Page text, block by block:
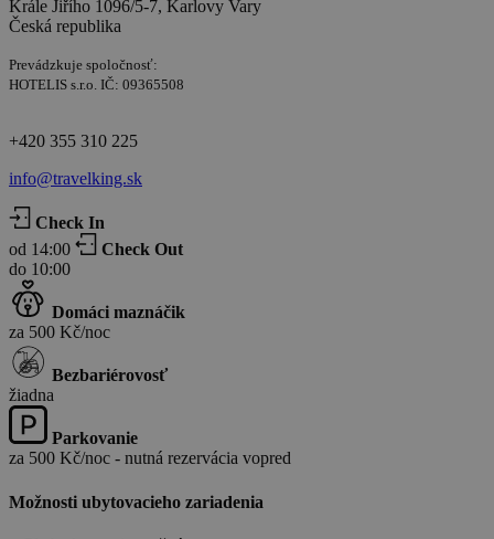
Krále Jiřího 1096/5-7, Karlovy Vary
Česká republika
Prevádzkuje spoločnosť:
HOTELIS s.r.o. IČ: 09365508
+420 355 310 225
info@travelking.sk
Check In
od 14:00
Check Out
do 10:00
Domáci maznáčik
za 500 Kč/noc
Bezbariérovosť
žiadna
Parkovanie
za 500 Kč/noc - nutná rezervácia vopred
Možnosti ubytovacieho zariadenia